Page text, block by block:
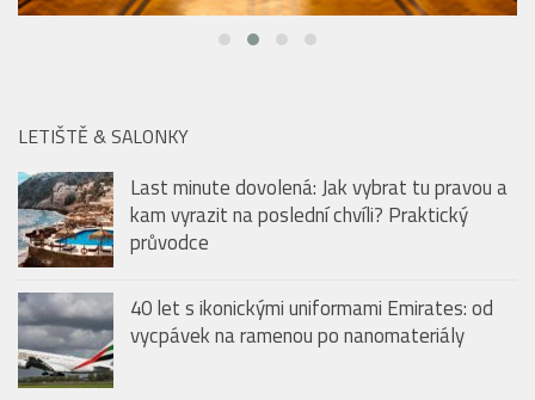
LETIŠTĚ & SALONKY
kam vyrazit na poslední chvíli? Praktický
průvodce